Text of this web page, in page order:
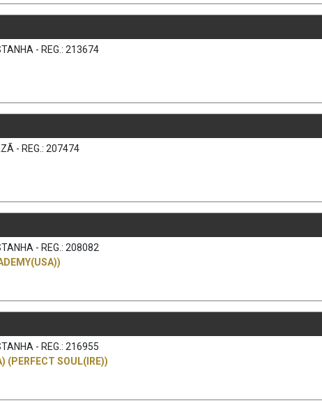
- REG.: 213674
- REG.: 207474
- REG.: 208082
- REG.: 216955
(PERFECT SOUL(IRE))